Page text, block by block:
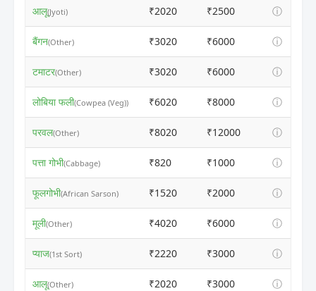
आलू(Jyoti) ₹2020 ₹2500 ⓘ
बैंगन(Other) ₹3020 ₹6000 ⓘ
टमाटर(Other) ₹3020 ₹6000 ⓘ
लोबिया फली(Cowpea (Veg)) ₹6020 ₹8000 ⓘ
परवल(Other) ₹8020 ₹12000 ⓘ
पत्ता गोभी(Cabbage) ₹820 ₹1000 ⓘ
फूलगोभी(African Sarson) ₹1520 ₹2000 ⓘ
मूली(Other) ₹4020 ₹6000 ⓘ
प्याज(1st Sort) ₹2220 ₹3000 ⓘ
आलू(Other) ₹2020 ₹3000 ⓘ